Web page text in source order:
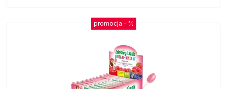
promocja - %